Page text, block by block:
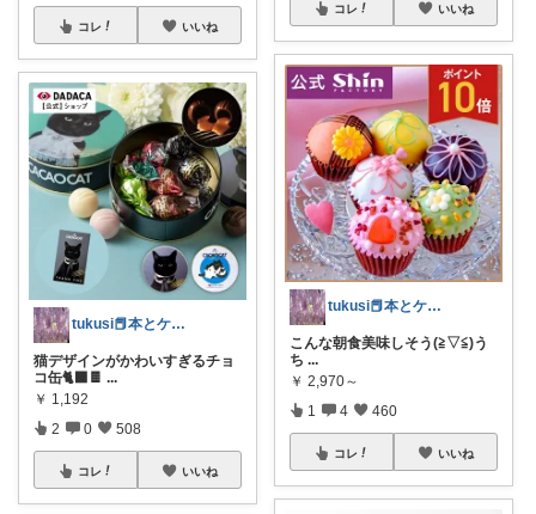
コレ いいね
tukusi📕本とケーキの快適な時間を
猫デザインがかわいすぎるチョ
コ缶🐈‍⬛🍫 ...
￥ 1,192
2 0 508
コレ いいね
コレ いいね
tukusi📕本とケーキの快適な時間を
こんな朝食美味しそう(⁠≧⁠▽⁠≦⁠)う
ち ...
￥ 2,970～
1 4 460
コレ いいね